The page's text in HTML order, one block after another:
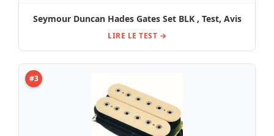
Seymour Duncan Hades Gates Set BLK , Test, Avis
LIRE LE TEST →
#3